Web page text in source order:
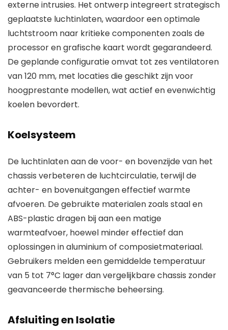
externe intrusies. Het ontwerp integreert strategisch
geplaatste luchtinlaten, waardoor een optimale
luchtstroom naar kritieke componenten zoals de
processor en grafische kaart wordt gegarandeerd.
De geplande configuratie omvat tot zes ventilatoren
van 120 mm, met locaties die geschikt zijn voor
hoogprestante modellen, wat actief en evenwichtig
koelen bevordert.
Koelsysteem
De luchtinlaten aan de voor- en bovenzijde van het
chassis verbeteren de luchtcirculatie, terwijl de
achter- en bovenuitgangen effectief warmte
afvoeren. De gebruikte materialen zoals staal en
ABS-plastic dragen bij aan een matige
warmteafvoer, hoewel minder effectief dan
oplossingen in aluminium of composietmateriaal.
Gebruikers melden een gemiddelde temperatuur
van 5 tot 7°C lager dan vergelijkbare chassis zonder
geavanceerde thermische beheersing.
Afsluiting en Isolatie